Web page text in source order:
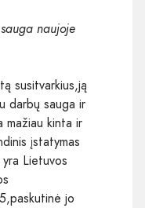
naujoje
susitvarkius,ją
darbų sauga ir
mažiau kinta ir
įstatymas
Lietuvos
jo